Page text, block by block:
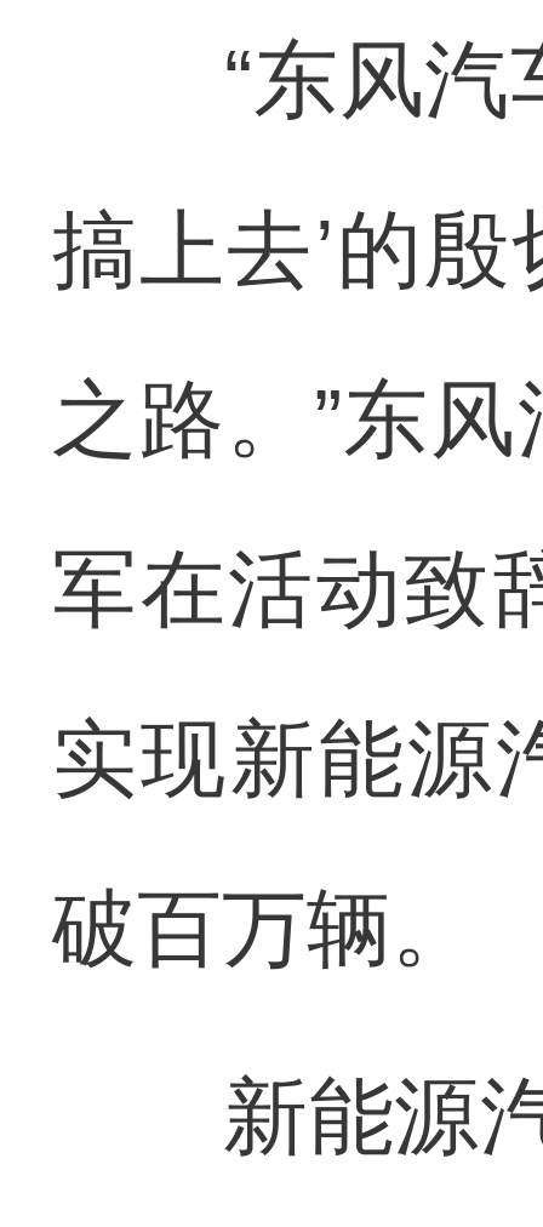
“东风汽车
搞上去’的
之路。”东
军在活动致
实现新能源
破百万辆。
新能源汽